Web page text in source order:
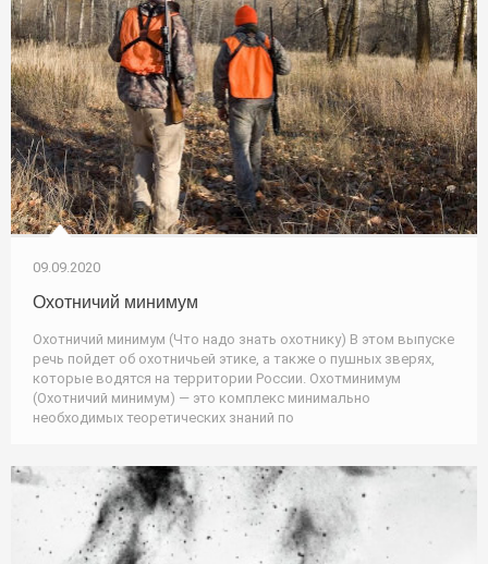
09.09.2020
Охотничий минимум
Охотничий минимум (Что надо знать охотнику) В этом выпуске
речь пойдет об охотничьей этике, а также о пушных зверях,
которые водятся на территории России. Охотминимум
(Охотничий минимум) — это комплекс минимально
необходимых теоретических знаний по